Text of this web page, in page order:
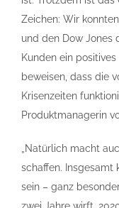
Zeichen: Wir
und den Dow Jones
Kunden ein
beweisen, dass die
Krisenzeiten
Produktmanagerin
„Natürlich macht
schaffen. Insgesamt
sein – ganz